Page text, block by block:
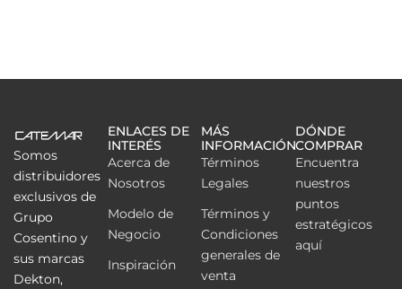
Somos
distribuidores
exclusivos de
Grupo
Cosentino y
sus marcas
Dekton,
ENLACES DE
INTERÉS
Acerca de
Nosotros
Modelo de
Negocio
Inspiración
MÁS
INFORMACIÓN
Términos
Legales
Términos y
Condiciones
generales de
venta
DÓNDE
COMPRAR
Encuentra
nuestros
puntos
estratégicos
aquí